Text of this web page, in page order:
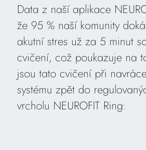
Data z naší aplikace
že 95 % naší komunity
akutní stres už za 5 minut
cvičení, což poukazuje na
jsou tato cvičení při
systému zpět do
vrcholu NEUROFIT Ring: